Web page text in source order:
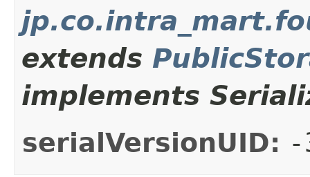
extends
implements
serialVersionUID: -